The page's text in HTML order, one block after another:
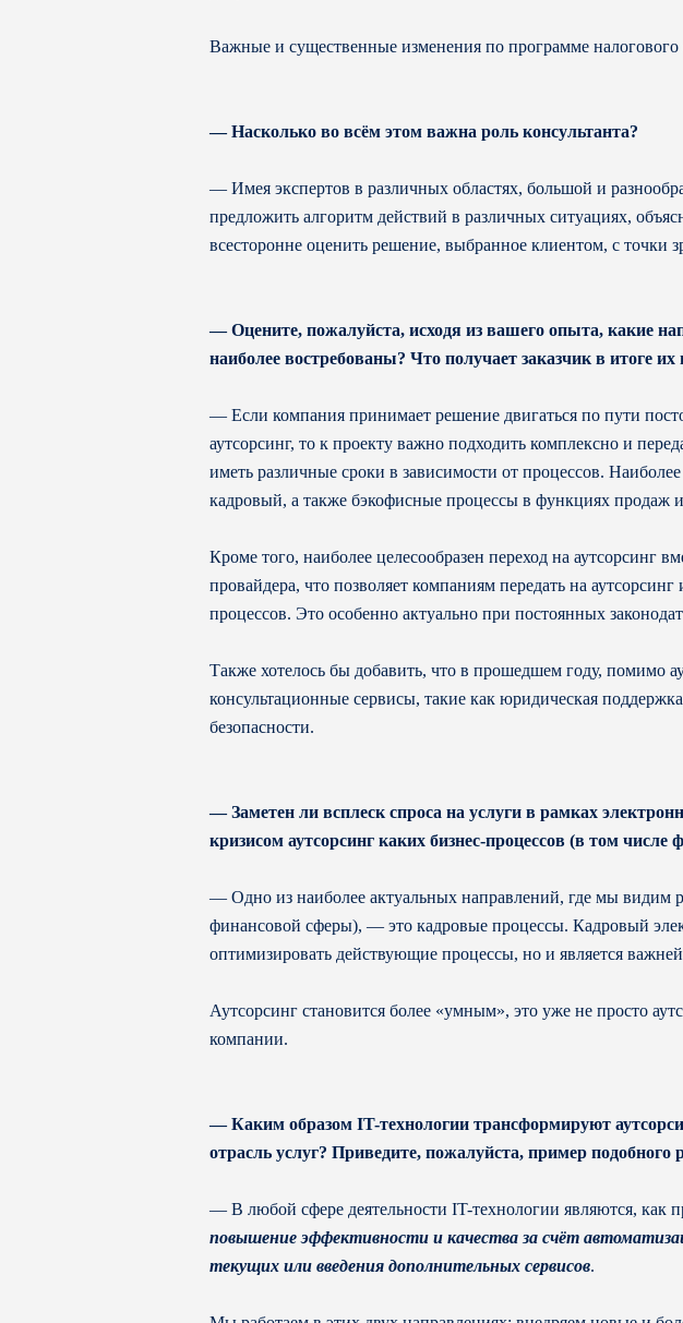
Важные и существенные изменения по программе
— Насколько во всём этом важна роль консультанта?
— Имея экспертов в различных областях, большой и
предложить алгоритм действий в различных ситуациях,
всесторонне оценить решение, выбранное клиентом, с точки
— Оцените, пожалуйста, исходя из вашего опыта, какие
наиболее востребованы? Что получает заказчик в итоге
— Если компания принимает решение двигаться по пути
аутсорсинг, то к проекту важно подходить комплексно и
иметь различные сроки в зависимости от процессов.
кадровый, а также бэкофисные процессы в функциях продаж
Кроме того, наиболее целесообразен переход на аутсорсинг
провайдера, что позволяет компаниям передать на
процессов. Это особенно актуально при постоянных
Также хотелось бы добавить, что в прошедшем году, помимо
консультационные сервисы, такие как юридическая
безопасности.
— Заметен ли всплеск спроса на услуги в рамках
кризисом аутсорсинг каких бизнес-процессов (в том
— Одно из наиболее актуальных направлений, где мы видим
финансовой сферы), — это кадровые процессы. Кадровый
оптимизировать действующие процессы, но и является
Аутсорсинг становится более «умным», это уже не просто
компании.
— Каким образом IT-технологии трансформируют
отрасль услуг? Приведите, пожалуйста, пример
— В любой сфере деятельности IT-технологии являются, как
повышение эффективности и качества за счёт
текущих или введения дополнительных сервисов.